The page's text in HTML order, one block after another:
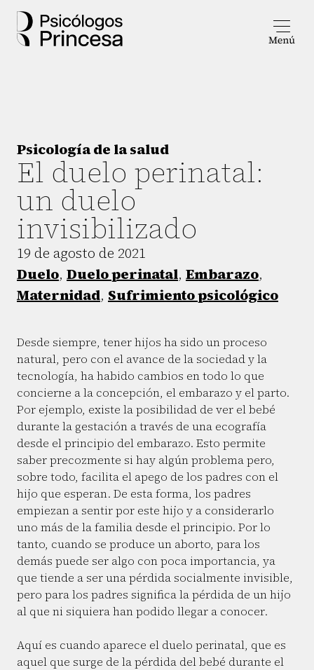
Psicología de la salud
El duelo perinatal:
un duelo
invisibilizado
19 de agosto de 2021
Duelo, Duelo perinatal, Embarazo,
Maternidad, Sufrimiento psicológico
Desde siempre, tener hijos ha sido un proceso
natural, pero con el avance de la sociedad y la
tecnología, ha habido cambios en todo lo que
concierne a la concepción, el embarazo y el parto.
Por ejemplo, existe la posibilidad de ver el bebé
durante la gestación a través de una ecografía
desde el principio del embarazo. Esto permite
saber precozmente si hay algún problema pero,
sobre todo, facilita el apego de los padres con el
hijo que esperan. De esta forma, los padres
empiezan a sentir por este hijo y a considerarlo
uno más de la familia desde el principio. Por lo
tanto, cuando se produce un aborto, para los
demás puede ser algo con poca importancia, ya
que tiende a ser una pérdida socialmente invisible,
pero para los padres significa la pérdida de un hijo
al que ni siquiera han podido llegar a conocer.
Aquí es cuando aparece el duelo perinatal, que es
aquel que surge de la pérdida del bebé durante el